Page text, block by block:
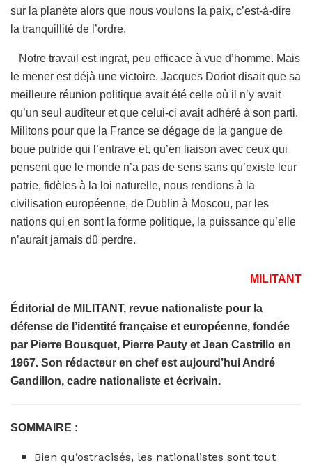
sur la planète alors que nous voulons la paix, c’est-à-dire
la tranquillité de l’ordre.
Notre travail est ingrat, peu efficace à vue d’homme. Mais
le mener est déjà une victoire. Jacques Doriot disait que sa
meilleure réunion politique avait été celle où il n’y avait
qu’un seul auditeur et que celui-ci avait adhéré à son parti.
Militons pour que la France se dégage de la gangue de
boue putride qui l’entrave et, qu’en liaison avec ceux qui
pensent que le monde n’a pas de sens sans qu’existe leur
patrie, fidèles à la loi naturelle, nous rendions à la
civilisation européenne, de Dublin à Moscou, par les
nations qui en sont la forme politique, la puissance qu’elle
n’aurait jamais dû perdre.
MILITANT
Éditorial de MILITANT, revue nationaliste pour la
défense de l’identité française et européenne, fondée
par Pierre Bousquet, Pierre Pauty et Jean Castrillo en
1967. Son rédacteur en chef est aujourd’hui André
Gandillon, cadre nationaliste et écrivain.
SOMMAIRE :
Bien qu’ostracisés, les nationalistes sont tout